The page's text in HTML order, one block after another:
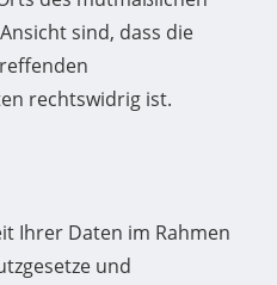
sind, dass die
rechtswidrig ist.
Ihrer Daten im Rahmen
und